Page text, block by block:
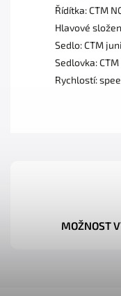
Řídítka: CTM
Hlavové
Sedlo: CTM
Sedlovka:
Rychlostí:
MOŽNOST